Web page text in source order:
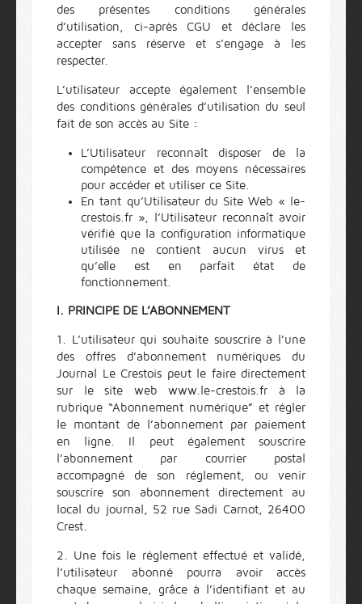
des présentes conditions générales
d’utilisation, ci-après CGU et déclare les
accepter sans réserve et s’engage à les
respecter.
L’utilisateur accepte également l’ensemble
des conditions générales d’utilisation du seul
fait de son accès au Site :
L’Utilisateur reconnaît disposer de la
compétence et des moyens nécessaires
pour accéder et utiliser ce Site.
En tant qu’Utilisateur du Site Web « le-
crestois.fr », l’Utilisateur reconnaît avoir
vérifié que la configuration informatique
utilisée ne contient aucun virus et
qu’elle est en parfait état de
fonctionnement.
I. PRINCIPE DE L’ABONNEMENT
1. L’utilisateur qui souhaite souscrire à l’une
des offres d’abonnement numériques du
Journal Le Crestois peut le faire directement
sur le site web www.le-crestois.fr à la
rubrique “Abonnement numérique” et régler
le montant de l’abonnement par paiement
en ligne. Il peut également souscrire
l’abonnement par courrier postal
accompagné de son réglement, ou venir
souscrire son abonnement directement au
local du journal, 52 rue Sadi Carnot, 26400
Crest.
2. Une fois le réglement effectué et validé,
l’utilisateur abonné pourra avoir accès
chaque semaine, grâce à l’identifiant et au